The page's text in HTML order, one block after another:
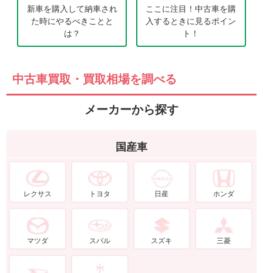
新車を購入して納車され
た時にやるべきことと
は？
ここに注目！中古車を購
入するときに見るポイン
ト！
中古車買取・買取相場を調べる
メーカーから探す
国産車
レクサス トヨタ 日産 ホンダ
マツダ スバル スズキ 三菱